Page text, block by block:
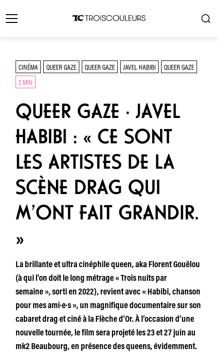
CINÉMA QUEER GAZE QUEER GAZE JAVEL HABIBI
QUEER GAZE
2 MIN
QUEER GAZE · JAVEL
HABIBI : « CE SONT
LES ARTISTES DE LA
SCÈNE DRAG QUI
M’ONT FAIT GRANDIR.
»
La brillante et ultra cinéphile queen, aka Florent Gouëlou
(à qui l’on doit le long métrage « Trois nuits par
semaine », sorti en 2022), revient avec « Habibi, chanson
pour mes ami·e·s », un magnifique documentaire sur son
cabaret drag et ciné à la Flèche d’Or. À l’occasion d’une
nouvelle tournée, le film sera projeté les 23 et 27 juin au
mk2 Beaubourg, en présence des queens, évidemment.